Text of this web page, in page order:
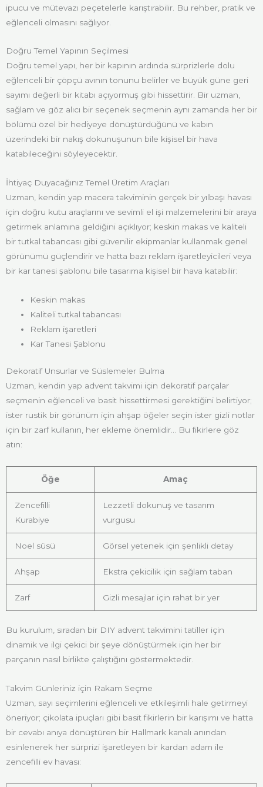
ipucu ve mütevazı peçetelerle karıştırabilir. Bu rehber, pratik ve
eğlenceli olmasını sağlıyor.
Doğru Temel Yapının Seçilmesi
Doğru temel yapı, her bir kapının ardında sürprizlerle dolu
eğlenceli bir çöpçü avının tonunu belirler ve büyük güne geri
sayımı değerli bir kitabı açıyormuş gibi hissettirir. Bir uzman,
sağlam ve göz alıcı bir seçenek seçmenin aynı zamanda her bir
bölümü özel bir hediyeye dönüştürdüğünü ve kabın
üzerindeki bir nakış dokunuşunun bile kişisel bir hava
katabileceğini söyleyecektir.
İhtiyaç Duyacağınız Temel Üretim Araçları
Uzman, kendin yap macera takviminin gerçek bir yılbaşı havası
için doğru kutu araçlarını ve sevimli el işi malzemelerini bir araya
getirmek anlamına geldiğini açıklıyor; keskin makas ve kaliteli
bir tutkal tabancası gibi güvenilir ekipmanlar kullanmak genel
görünümü güçlendirir ve hatta bazı reklam işaretleyicileri veya
bir kar tanesi şablonu bile tasarıma kişisel bir hava katabilir:
Keskin makas
Kaliteli tutkal tabancası
Reklam işaretleri
Kar Tanesi Şablonu
Dekoratif Unsurlar ve Süslemeler Bulma
Uzman, kendin yap advent takvimi için dekoratif parçalar
seçmenin eğlenceli ve basit hissettirmesi gerektiğini belirtiyor;
ister rustik bir görünüm için ahşap öğeler seçin ister gizli notlar
için bir zarf kullanın, her ekleme önemlidir... Bu fikirlere göz
atın:
Öğe Amaç
Zencefilli
Kurabiye
Lezzetli dokunuş ve tasarım
vurgusu
Noel süsü Görsel yetenek için şenlikli detay
Ahşap Ekstra çekicilik için sağlam taban
Zarf Gizli mesajlar için rahat bir yer
Bu kurulum, sıradan bir DIY advent takvimini tatiller için
dinamik ve ilgi çekici bir şeye dönüştürmek için her bir
parçanın nasıl birlikte çalıştığını göstermektedir.
Takvim Günleriniz için Rakam Seçme
Uzman, sayı seçimlerini eğlenceli ve etkileşimli hale getirmeyi
öneriyor; çikolata ipuçları gibi basit fikirlerin bir karışımı ve hatta
bir cevabı anıya dönüştüren bir Hallmark kanalı anından
esinlenerek her sürprizi işaretleyen bir kardan adam ile
zencefilli ev havası: